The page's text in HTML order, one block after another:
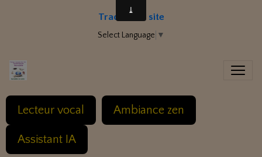
Traduire le site
Select Language ▼
Lecteur vocal Ambiance zen
Assistant IA